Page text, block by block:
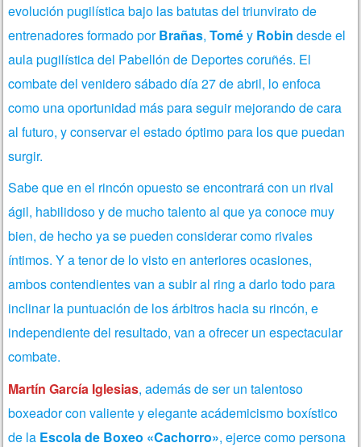
evolución pugilística bajo las batutas del triunvirato de
entrenadores formado porBrañas,Toméy Robin desde el
aula pugilística del Pabellón de Deportes coruñés. El
combate del venidero sábado día 27 de abril, lo enfoca
como una oportunidad más para seguirmejorando de cara
al futuro, y conservar el estado óptimo para los que puedan
surgir.
Sabe que en el rincón opuesto se encontrará con un rival
ágil, habilidoso y de mucho talento al que ya conoce muy
bien, de hecho ya se pueden considerar como rivales
íntimos. Y a tenor de lo visto en anteriores ocasiones,
ambos contendientes van a subir al ring a darlo todo para
inclinar la puntuación de los árbitros hacia su rincón, e
independiente del resultado, van a ofrecer un espectacular
combate.
Martín García Iglesias, además de ser un talentoso
boxeador con valiente y elegante acádemicismo boxístico
de la Escola de Boxeo «Cachorro», ejerce como persona